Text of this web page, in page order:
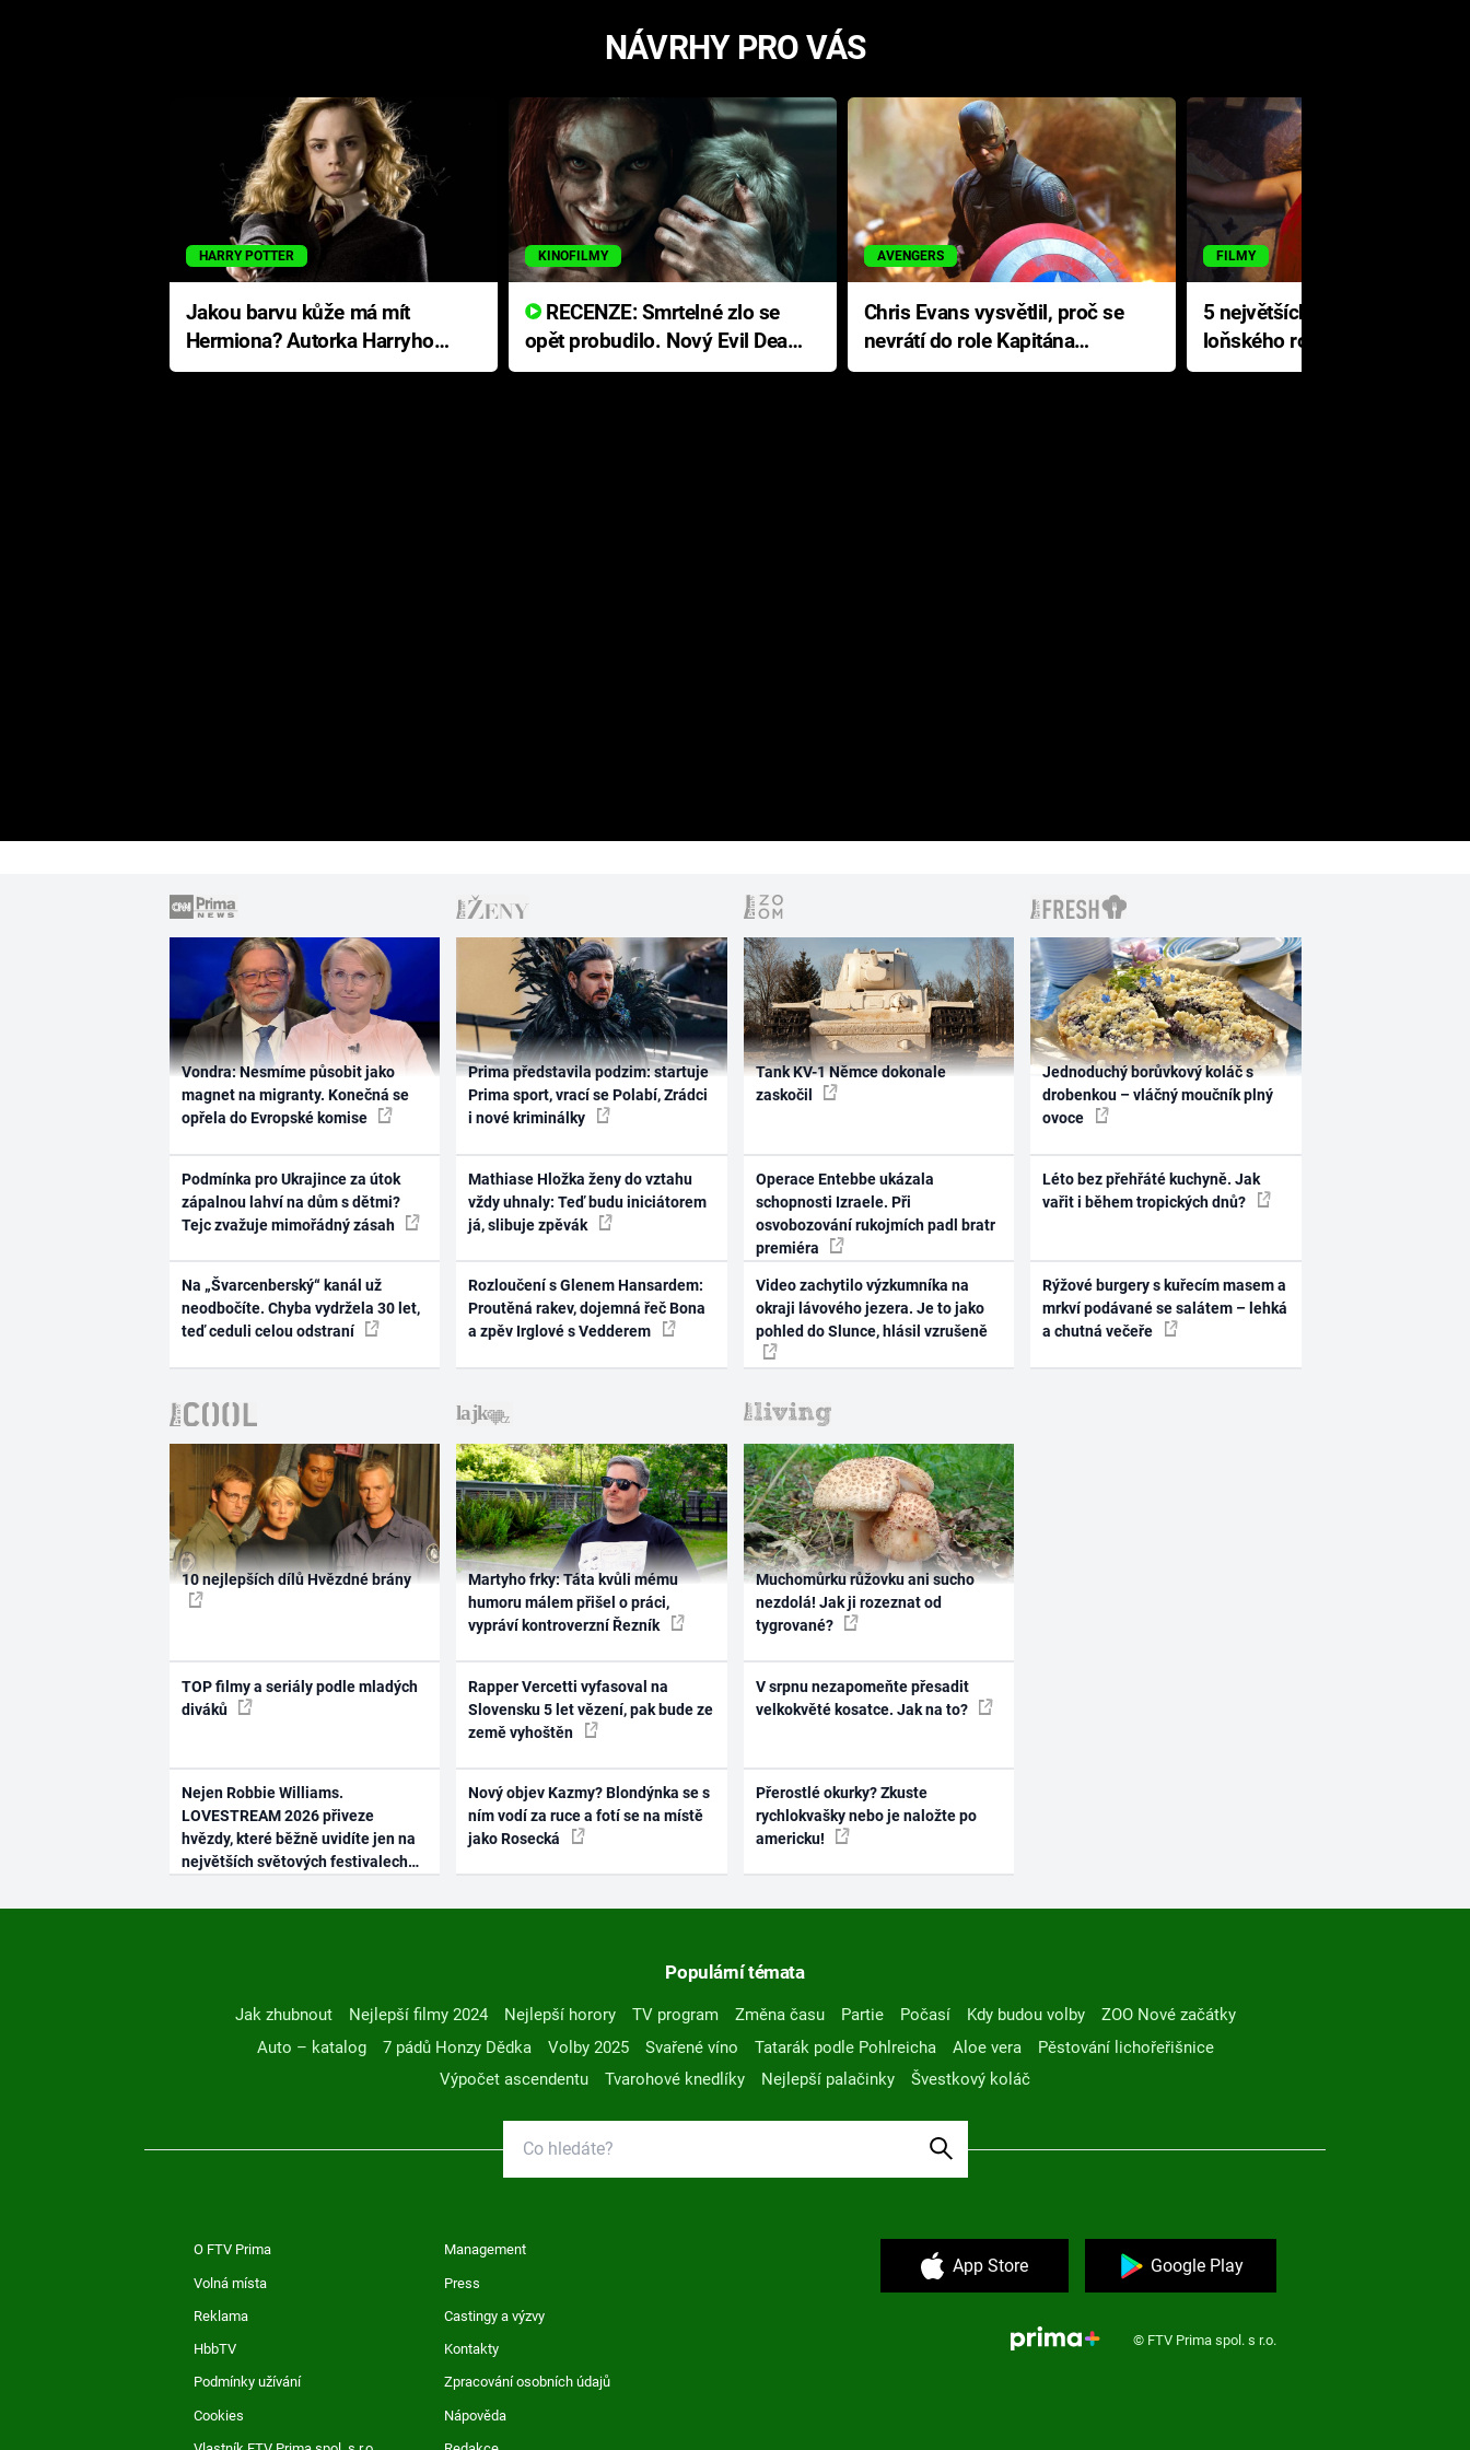
NÁVRHY PRO VÁS
HARRY POTTER
Jakou barvu kůže má mít
Hermiona? Autorka Harryho
Pottera přišla s ráznou
KINOFILMY
RECENZE: Smrtelné zlo se
opět probudilo. Nový Evil Dead
přichází s neodolatelnou
AVENGERS
Chris Evans vysvětlil, proč se
nevrátí do role Kapitána
Ameriky
FILMY
5 největších propadáků
loňského roku: Disney na
jediné katastrofě prodělal 200
Vondra: Nesmíme působit jako
magnet na migranty. Konečná se
opřela do Evropské komise
Podmínka pro Ukrajince za útok
zápalnou lahví na dům s dětmi?
Tejc zvažuje mimořádný zásah
Na „Švarcenberský“ kanál už
neodbočíte. Chyba vydržela 30 let,
teď ceduli celou odstraní
Prima představila podzim: startuje
Prima sport, vrací se Polabí, Zrádci
i nové kriminálky
Mathiase Hložka ženy do vztahu
vždy uhnaly: Teď budu iniciátorem
já, slibuje zpěvák
Rozloučení s Glenem Hansardem:
Proutěná rakev, dojemná řeč Bona
a zpěv Irglové s Vedderem
Tank KV-1 Němce dokonale
zaskočil
Operace Entebbe ukázala
schopnosti Izraele. Při
osvobozování rukojmích padl bratr
premiéra
Video zachytilo výzkumníka na
okraji lávového jezera. Je to jako
pohled do Slunce, hlásil vzrušeně
Jednoduchý borůvkový koláč s
drobenkou – vláčný moučník plný
ovoce
Léto bez přehřáté kuchyně. Jak
vařit i během tropických dnů?
Rýžové burgery s kuřecím masem a
mrkví podávané se salátem – lehká
a chutná večeře
10 nejlepších dílů Hvězdné brány
TOP filmy a seriály podle mladých
diváků
Nejen Robbie Williams.
LOVESTREAM 2026 přiveze
hvězdy, které běžně uvidíte jen na
největších světových festivalech
Martyho frky: Táta kvůli mému
humoru málem přišel o práci,
vypráví kontroverzní Řezník
Rapper Vercetti vyfasoval na
Slovensku 5 let vězení, pak bude ze
země vyhoštěn
Nový objev Kazmy? Blondýnka se s
ním vodí za ruce a fotí se na místě
jako Rosecká
Muchomůrku růžovku ani sucho
nezdolá! Jak ji rozeznat od
tygrované?
V srpnu nezapomeňte přesadit
velkokvěté kosatce. Jak na to?
Přerostlé okurky? Zkuste
rychlokvašky nebo je naložte po
americku!
Populární témata
Jak zhubnout Nejlepší filmy 2024 Nejlepší horory TV program Změna času Partie Počasí Kdy budou volby
ZOO Nové začátky
Auto – katalog
7 pádů Honzy Dědka Volby 2025 Svařené víno Tatarák podle Pohlreicha Aloe vera
Pěstování lichořeřišnice
Výpočet ascendentu
Tvarohové knedlíky Nejlepší palačinky Švestkový koláč
O FTV Prima Management
Volná místa Press
Reklama Castingy a výzvy
HbbTV Kontakty
Podmínky užívání Zpracování osobních údajů
Cookies Nápověda
App Store Google Play
© FTV Prima spol. s r.o.